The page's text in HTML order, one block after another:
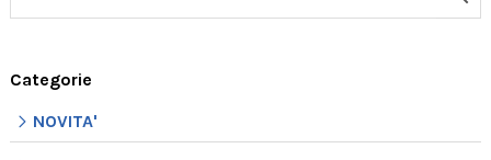
Categorie
NOVITA'